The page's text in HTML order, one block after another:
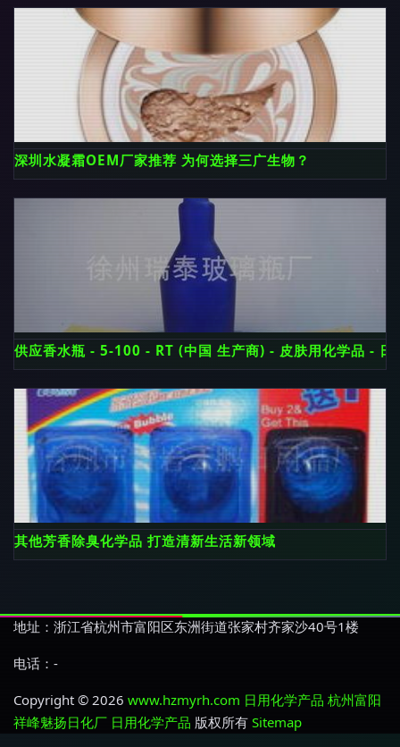
深圳水凝霜OEM厂家推荐 为何选择三广生物？
供应香水瓶 - 5-100 - RT (中国 生产商) - 皮肤用化学品 - 日
其他芳香除臭化学品 打造清新生活新领域
地址：浙江省杭州市富阳区东洲街道张家村齐家沙40号1楼
电话：-
Copyright © 2026 www.hzmyrh.com 日用化学产品 杭州富阳
祥峰魅扬日化厂 日用化学产品 版权所有 Sitemap